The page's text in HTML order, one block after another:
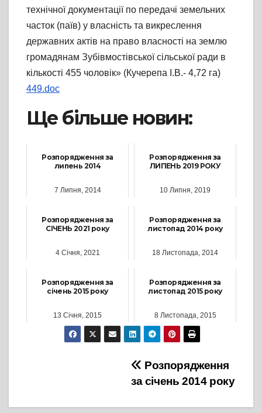
технічної документації по передачі земельних
часток (паїв) у власність та викреслення
державних актів на право власності на землю
громадянам Зубівмостівської сільської ради в
кількості 455 чоловік» (Кучерепа І.В.- 4,72 га)
449.doc
Ще більше новин:
Розпорядження за
липень 2014
7 Липня, 2014
Розпорядження за
ЛИПЕНЬ 2019 РОКУ
10 Липня, 2019
Розпорядження за
СІЧЕНЬ 2021 року
4 Січня, 2021
Розпорядження за
листопад 2014 року
18 Листопада, 2014
Розпорядження за
січень 2015 року
13 Січня, 2015
Розпорядження за
листопад 2015 року
8 Листопада, 2015
Розпорядження
за січень 2014 року